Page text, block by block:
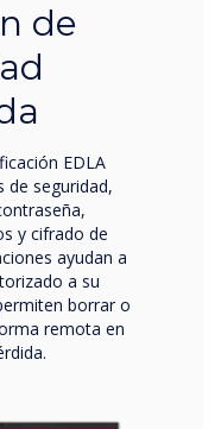
de
EDLA
de seguridad,
y cifrado de
ayudan a
a su
borrar o
remota en